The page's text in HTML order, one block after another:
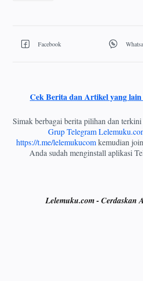
Cek Berita dan Artikel yang lain
Simak berbagai berita pilihan dan
Grup Telegram
https://t.me/lelemukucomkemudian
Anda sudah menginstall aplikasi
Lelemuku.com - Cerdaskan